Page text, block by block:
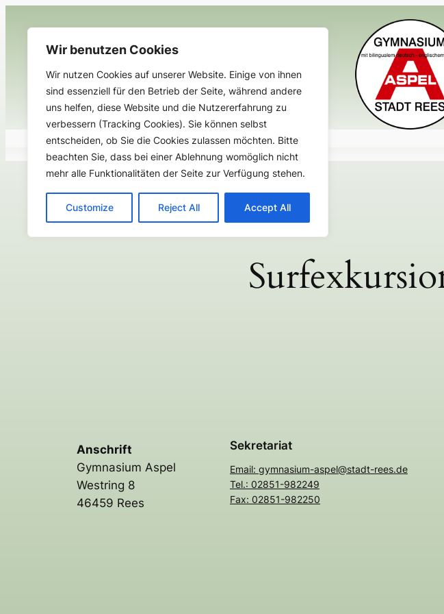
Wir benutzen Cookies
Wir nutzen Cookies auf unserer Website. Einige von ihnen
sind essenziell für den Betrieb der Seite, während andere
uns helfen, diese Website und die Nutzererfahrung zu
verbessern (Tracking Cookies). Sie können selbst
entscheiden, ob Sie die Cookies zulassen möchten. Bitte
beachten Sie, dass bei einer Ablehnung womöglich nicht
mehr alle Funktionalitäten der Seite zur Verfügung stehen.
Customize Reject All Accept All
Inhalt
springen
AktuellesUnsere SchuleUnterricht
Anschrift
Gymnasium Aspel
Westring 8
46459 Rees
Sekretariat
Email: gymnasium-aspel@stadt-rees.de
Tel.: 02851-982249
Fax: 02851-982250